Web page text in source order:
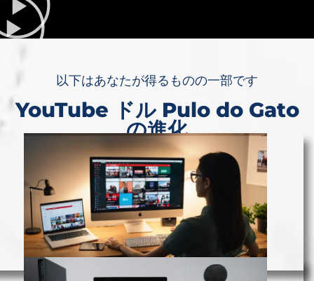
以下はあなたが得るものの一部です
YouTube ドル Pulo do Gato
の進化